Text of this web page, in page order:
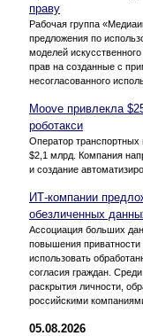
праву
Рабочая группа
предложения по
моделей
прав на созданные с
несогласованного
Moove привлекла
роботакси
Оператор транспортных
$2,1 млрд. Компания
и создание
ИТ-компании
обезличенных
Ассоциация больших
повышения
использовать
согласия граждан.
раскрытия личности,
российскими
05.08.2026